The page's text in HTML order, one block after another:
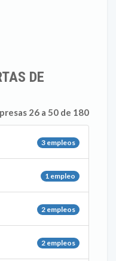
DE
26 a 50 de 180
3 empleos
1 empleo
2 empleos
2 empleos